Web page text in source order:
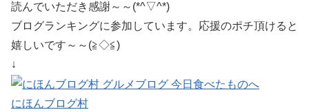
読んでいただき感謝～～(*^▽^*)
ブログランキングに参加しています。応援のポチ頂けると
嬉しいです～～(≧◇≦)
↓
にほんブログ村